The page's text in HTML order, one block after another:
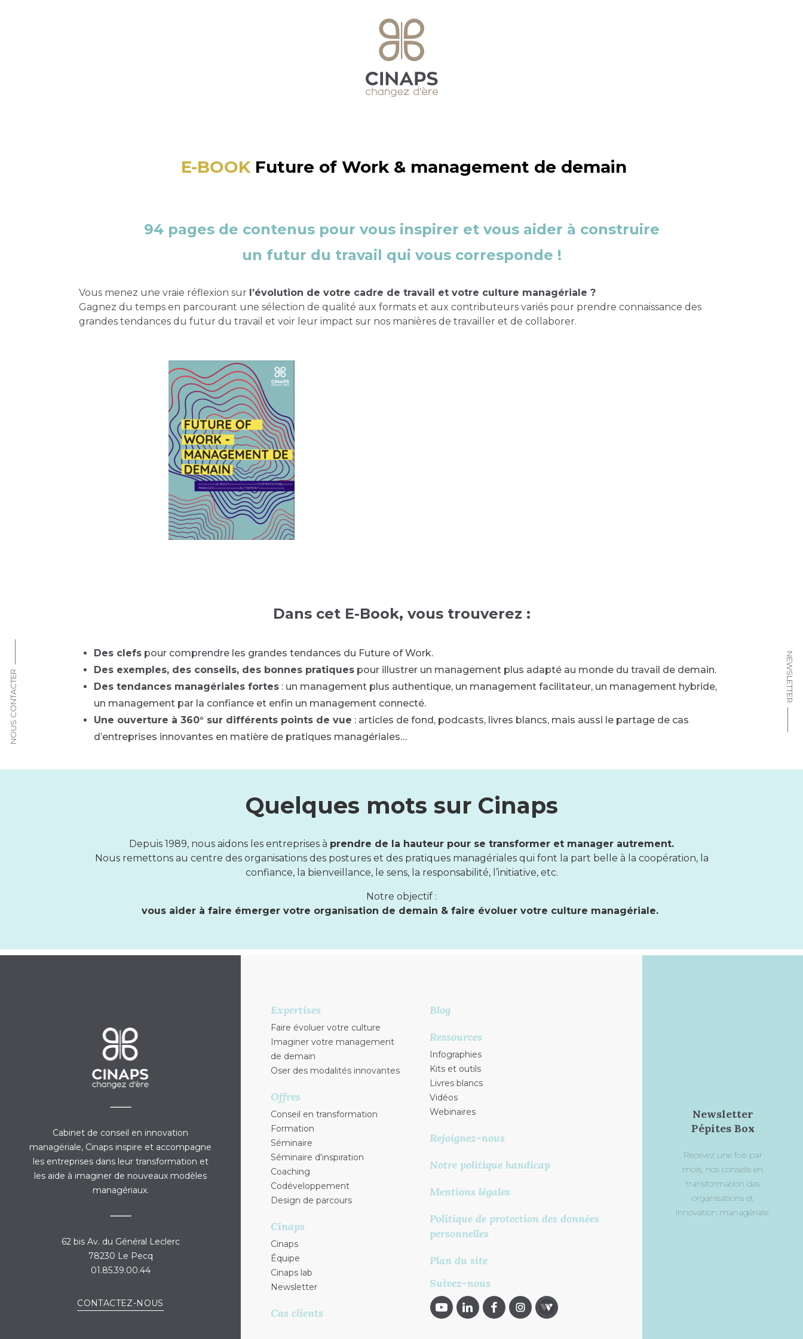
NOUS CONTACTER NEWSLETTER
E-BOOK Future of Work & management de demain
94 pages de contenus pour vous inspirer et vous aider à construire
un futur du travail qui vous corresponde !
Vous menez une vraie réflexion sur l’évolution de votre cadre de travail et votre culture managériale ?
Gagnez du temps en parcourant une sélection de qualité aux formats et aux contributeurs variés pour prendre connaissance des
grandes tendances du futur du travail et voir leur impact sur nos manières de travailler et de collaborer.
Dans cet E-Book, vous trouverez :
Des clefs pour comprendre les grandes tendances du Future of Work.
Des exemples, des conseils, des bonnes pratiques pour illustrer un management plus adapté au monde du travail de demain.
Des tendances managériales fortes : un management plus authentique, un management facilitateur, un management hybride,
un management par la confiance et enfin un management connecté.
Une ouverture à 360° sur différents points de vue : articles de fond, podcasts, livres blancs, mais aussi le partage de cas
d’entreprises innovantes en matière de pratiques managériales…
Quelques mots sur Cinaps
Depuis 1989, nous aidons les entreprises à prendre de la hauteur pour se transformer et manager autrement.
Nous remettons au centre des organisations des postures et des pratiques managériales qui font la part belle à la coopération, la
confiance, la bienveillance, le sens, la responsabilité, l’initiative, etc.
Notre objectif :
vous aider à faire émerger votre organisation de demain & faire évoluer votre culture managériale.
Cabinet de conseil en innovation
managériale, Cinaps inspire et accompagne
les entreprises dans leur transformation et
les aide à imaginer de nouveaux modèles
managériaux.
62 bis Av. du Général Leclerc
78230 Le Pecq
01.85.39.00.44
CONTACTEZ-NOUS
Expertises
Faire évoluer votre culture
Imaginer votre management
de demain
Oser des modalités innovantes
Offres
Conseil en transformation
Formation
Séminaire
Séminaire d'inspiration
Coaching
Codéveloppement
Design de parcours
Cinaps
Cinaps
Équipe
Cinaps lab
Newsletter
Cas clients
Blog
Ressources
Infographies
Kits et outils
Livres blancs
Vidéos
Webinaires
Rejoignez-nous
Notre politique handicap
Mentions légales
Politique de protection des données
personnelles
Plan du site
Suivez-nous
Newsletter
Pépites Box
Recevez une fois par
mois, nos conseils en
transformation des
organisations et
innovation managériale.